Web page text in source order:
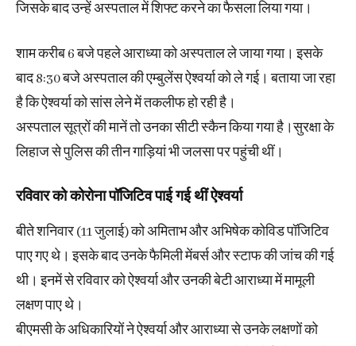
जिसके बाद उन्हें अस्पताल में शिफ्ट करने का फैसला लिया गया।
शाम करीब 6 बजे पहले आराध्या को अस्पताल ले जाया गया। इसके
बाद 8:30 बजे अस्पताल की एम्बुलेंस ऐश्वर्या को ले गई। बताया जा रहा
है कि ऐश्वर्या को सांस लेने में तकलीफ हो रही है।
अस्पताल सूत्रों की मानें तो उनका सीटी स्कैन किया गया है।सुरक्षा के
लिहाज से पुलिस की तीन गाड़ियां भी जलसा पर पहुंची थीं।
रविवार को कोरोना पॉजिटिव पाई गई थीं ऐश्वर्या
बीते शनिवार (11 जुलाई) को अमिताभ और अभिषेक कोविड पॉजिटिव
पाए गए थे। इसके बाद उनके फैमिली मेंबर्स और स्टाफ की जांच की गई
थी। इनमें से रविवार को ऐश्वर्या और उनकी बेटी आराध्या में मामूली
लक्षण पाए थे।
बीएमसी के अधिकारियों ने ऐश्वर्या और आराध्या से उनके लक्षणों को